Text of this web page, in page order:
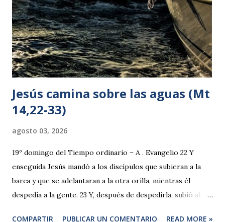
no toma en cuenta el mal, 6 no se alegra por la injusticia, se
complace en la verdad; 7 todo lo aguanta, todo lo cree, todo
lo espera, todo lo soporta. 8 La caridad n...
Jesús camina sobre las aguas (Mt
14,22-33)
agosto 03, 2026
19º domingo del Tiempo ordinario – A . Evangelio 22 Y
enseguida Jesús mandó a los discípulos que subieran a la
barca y que se adelantaran a la otra orilla, mientras él
despedía a la gente. 23 Y, después de despedirla, subió al
COMPARTIR PUBLICAR UN COMENTARIO READ MORE »